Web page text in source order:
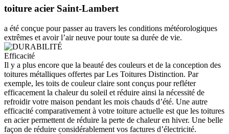
toiture acier Saint-Lambert
a été conçue pour passer au travers les conditions météorologiques
extrêmes et avoir l’air neuve pour toute sa durée de vie.
Efficacité
Il y a plus encore que la beauté des couleurs et de la conception des
toitures métalliques offertes par Les Toitures Distinction. Par
exemple, les toits de couleur claire sont conçus pour refléter
efficacement la chaleur du soleil et réduire ainsi la nécessité de
refroidir votre maison pendant les mois chauds d’été. Une autre
efficacité comparativement à votre toiture actuelle est que les toitures
en acier permettent de réduire la perte de chaleur en hiver. Une belle
façon de réduire considérablement vos factures d’électricité.